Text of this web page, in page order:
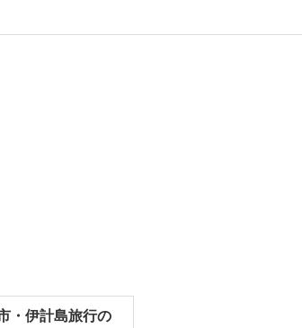
・伊計島旅行の